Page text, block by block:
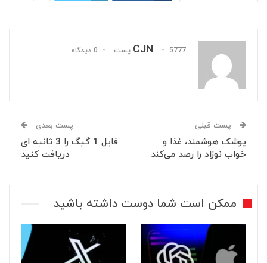
CJN 5777 پست 0 دیدگاه
پست قبلی
پوشک هوشمند، غذا و
خواب نوزاد را رصد می‌کند
پست بعدی
فایل 1 گیگ را 3 ثانیه ای
دریافت کنید
ممکن است شما دوست داشته باشید